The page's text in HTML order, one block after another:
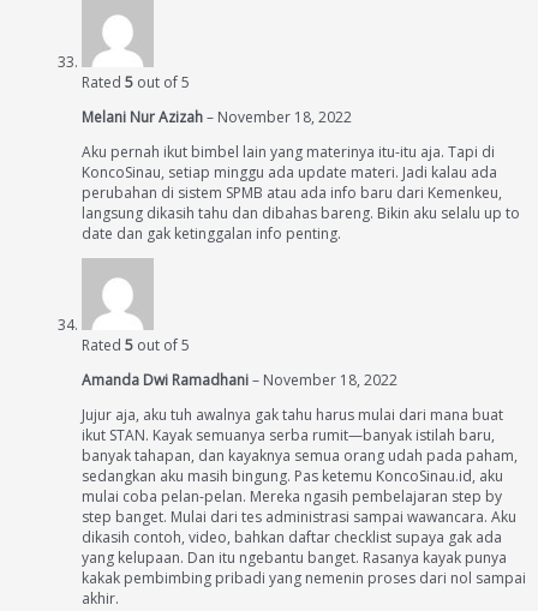
Rated 5 out of 5
Melani Nur Azizah– November 18, 2022
Aku pernah ikut bimbel lain yang materinya itu-itu aja. Tapi di
KoncoSinau, setiap minggu ada update materi. Jadi kalau ada
perubahan di sistem SPMB atau ada info baru dari Kemenkeu,
langsung dikasih tahu dan dibahas bareng. Bikin aku selalu up to
date dan gak ketinggalan info penting.
Rated 5 out of 5
Amanda Dwi Ramadhani– November 18, 2022
Jujur aja, aku tuh awalnya gak tahu harus mulai dari mana buat
ikut STAN. Kayak semuanya serba rumit—banyak istilah baru,
banyak tahapan, dan kayaknya semua orang udah pada paham,
sedangkan aku masih bingung. Pas ketemu KoncoSinau.id, aku
mulai coba pelan-pelan. Mereka ngasih pembelajaran step by
step banget. Mulai dari tes administrasi sampai wawancara. Aku
dikasih contoh, video, bahkan daftar checklist supaya gak ada
yang kelupaan. Dan itu ngebantu banget. Rasanya kayak punya
kakak pembimbing pribadi yang nemenin proses dari nol sampai
akhir.